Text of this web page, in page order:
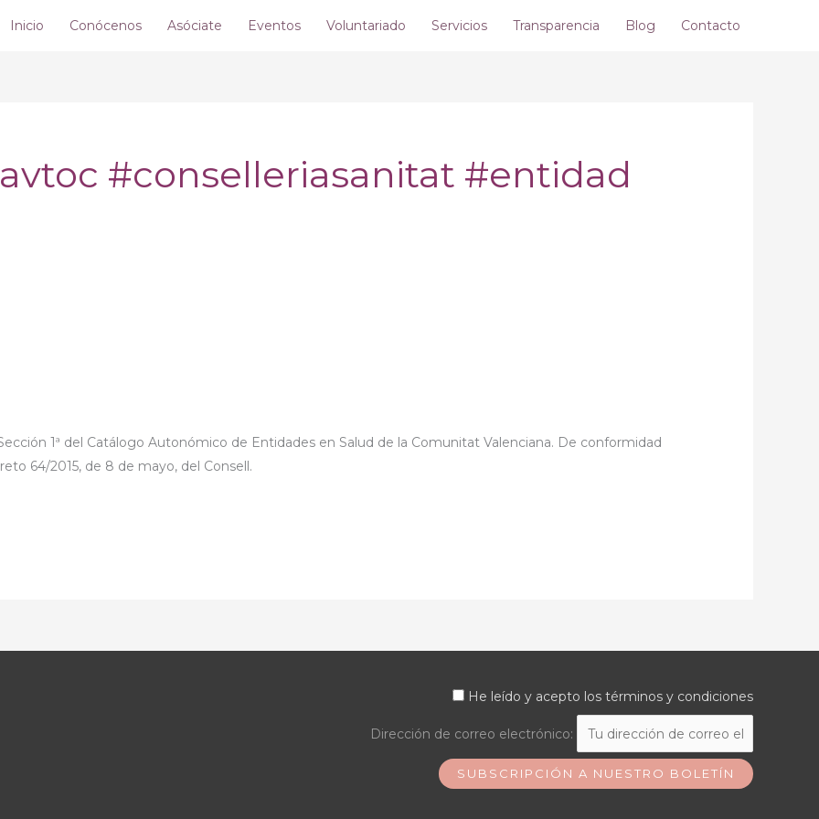
Inicio Conócenos Asóciate Eventos Voluntariado Servicios Transparencia Blog Contacto
#conselleriasanitat #entidad
1ª del Catálogo Autonómico de Entidades en Salud de la Comunitat Valenciana. De conformidad
64/2015, de 8 de mayo, del Consell.
He leído y acepto los términos y condiciones
Dirección de correo electrónico: